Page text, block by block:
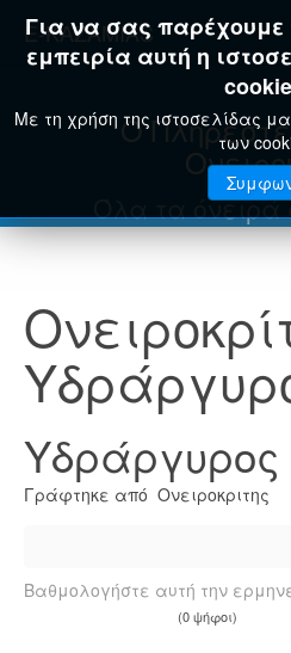
E-KAZAMIAS
Για να σας παρέχουμε
εμπειρία αυτή η
Με τη χρήση της ιστοσελίδας
των
Ο
Όλα τα όνειρά
Υδράργυρος
Γράφτηκε από Ονειροκριτης
Βαθμολογήστε αυτή την
(0 ψήφοι)